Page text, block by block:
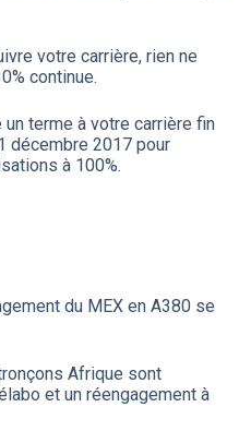
votre carrière, rien ne
continue.
terme à votre carrière fin
décembre 2017 pour
à 100%.
du MEX en A380 se
Afrique sont
et un réengagement à